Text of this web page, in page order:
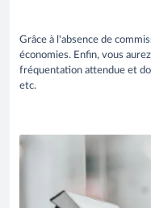
Grâce à l'absence de
économies. Enfin, vous
fréquentation attendue et
etc.